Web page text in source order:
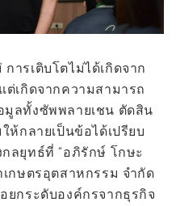
ารเติบโตไม่ได้เกิดจาก
ต่เกิดจากความสามารถ
มูลทั้งซัพพลายเชน ตัดสิน
ห้กลายเป็นข้อได้เปรียบ
ลยุทธ์ที่ “อภิรักษ์ โกษะ
กษตรอุตสาหกรรม จำกัด
ยกระดับองค์กรจากธุรกิจ